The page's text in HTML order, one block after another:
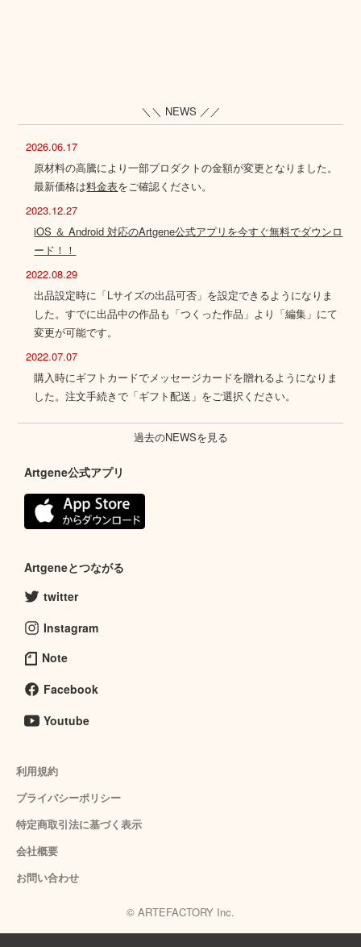
＼＼ NEWS ／／
2026.06.17
原材料の高騰により一部プロダクトの金額が変更となりました。
最新価格は料金表をご確認ください。
2023.12.27
iOS ＆ Android 対応のArtgene公式アプリを今すぐ無料でダウンロ
ード！！
2022.08.29
出品設定時に「Lサイズの出品可否」を設定できるようになりま
した。すでに出品中の作品も「つくった作品」より「編集」にて
変更が可能です。
2022.07.07
購入時にギフトカードでメッセージカードを贈れるようになりま
した。注文手続きで「ギフト配送」をご選択ください。
過去のNEWSを見る
Artgene公式アプリ
Artgeneとつながる
twitter
Instagram
Note
Facebook
Youtube
利用規約
プライバシーポリシー
特定商取引法に基づく表示
会社概要
お問い合わせ
© ARTEFACTORY Inc.